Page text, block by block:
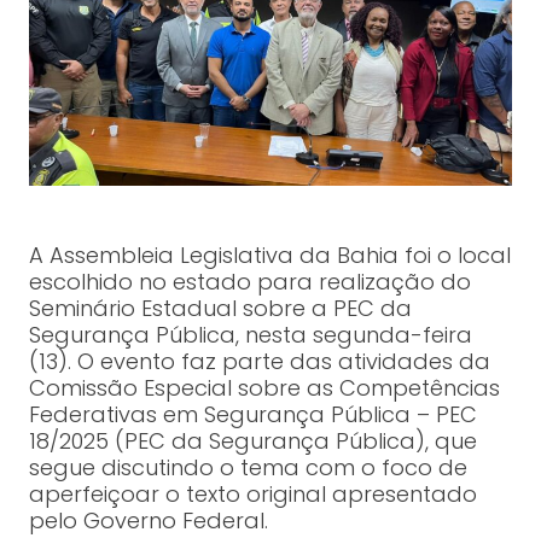
A Assembleia Legislativa da Bahia foi o local
escolhido no estado para realização do
Seminário Estadual sobre a PEC da
Segurança Pública, nesta segunda-feira
(13). O evento faz parte das atividades da
Comissão Especial sobre as Competências
Federativas em Segurança Pública – PEC
18/2025 (PEC da Segurança Pública), que
segue discutindo o tema com o foco de
aperfeiçoar o texto original apresentado
pelo Governo Federal.